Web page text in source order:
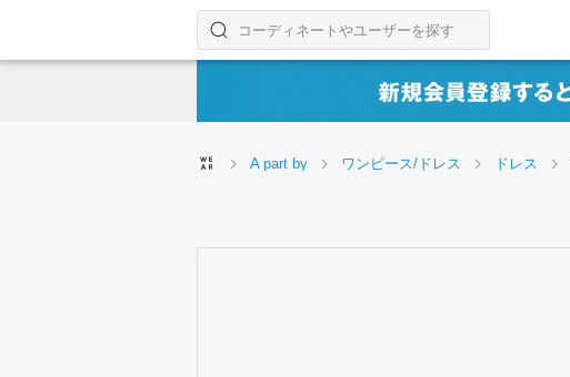
コーディネートやユーザーを探す
検索する
A part by ワンピース/ドレス ドレス